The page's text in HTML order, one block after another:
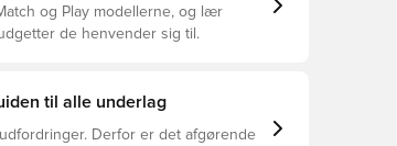
og Play modellerne, og lær
de henvender sig til.
til alle underlag
Derfor er det afgørende